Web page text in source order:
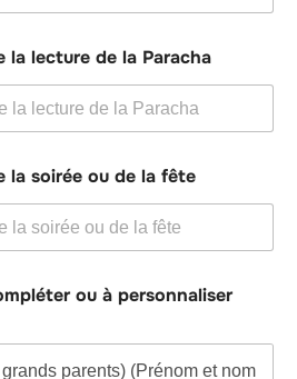
la lecture de la Paracha
la soirée ou de la fête
ou à personnaliser